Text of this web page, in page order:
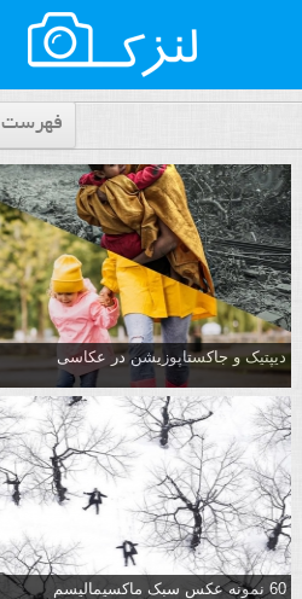
فهرست
دیپتیک و جاکستا‌پوزیشن در عکاسی
60 نمونه عکس سبک ماکسیمالیسم